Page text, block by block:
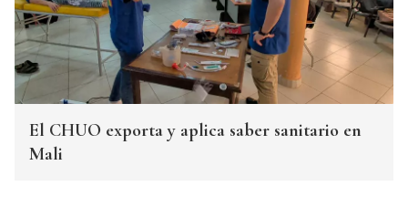
El CHUO exporta y aplica saber sanitario en
Mali